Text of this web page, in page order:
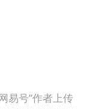
易号”作者上传